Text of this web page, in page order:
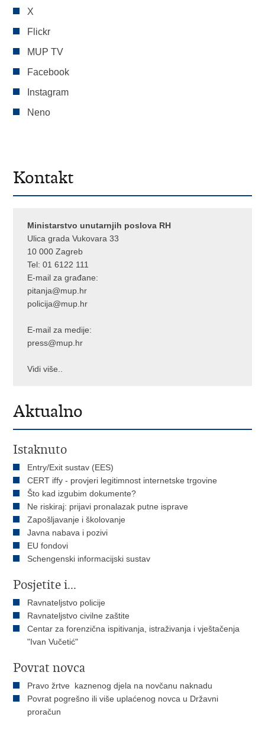
X
Flickr
MUP TV
Facebook
Instagram
Neno
Kontakt
Ministarstvo unutarnjih poslova RH
Ulica grada Vukovara 33
10 000 Zagreb
Tel:01 6122 111
E-mail za građane:
pitanja@mup.hr
policija@mup.hr
E-mail za medije:
press@mup.hr
Vidi više..
Aktualno
Istaknuto
Entry/Exit sustav (EES)
CERT iffy - provjeri legitimnost internetske trgovine
Što kad izgubim dokumente?
Ne riskiraj: prijavi pronalazak putne isprave
Zapošljavanje i školovanje
Javna nabava i pozivi
EU fondovi
Schengenski informacijski sustav
Posjetite i...
Ravnateljstvo policije
Ravnateljstvo civilne zaštite
Centar za forenzična ispitivanja, istraživanja i vještačenja
"Ivan Vučetić"
Povrat novca
Pravo žrtve kaznenog djela na novčanu naknadu
Povrat pogrešno ili više uplaćenog novca u Državni
proračun